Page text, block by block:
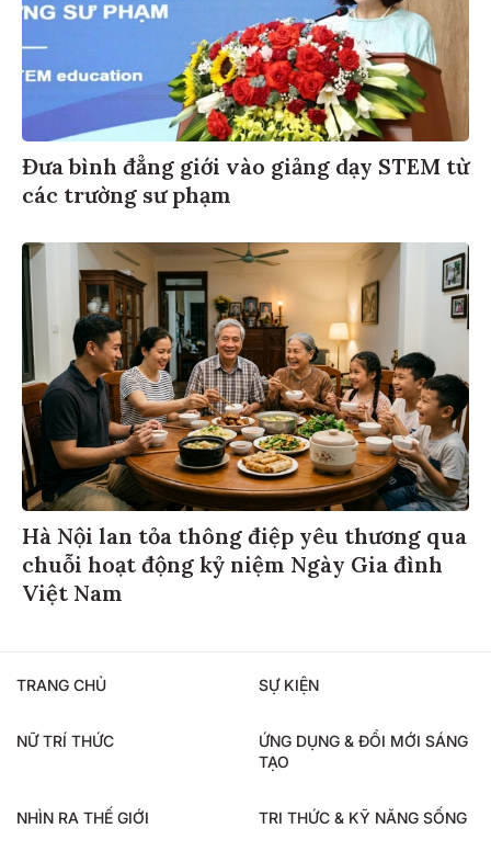
Đưa bình đẳng giới vào giảng dạy STEM từ
các trường sư phạm
Hà Nội lan tỏa thông điệp yêu thương qua
chuỗi hoạt động kỷ niệm Ngày Gia đình
Việt Nam
TRANG CHỦ SỰ KIỆN
NỮ TRÍ THỨC
ỨNG DỤNG & ĐỔI MỚI SÁNG
TẠO
NHÌN RA THẾ GIỚI TRI THỨC & KỸ NĂNG SỐNG